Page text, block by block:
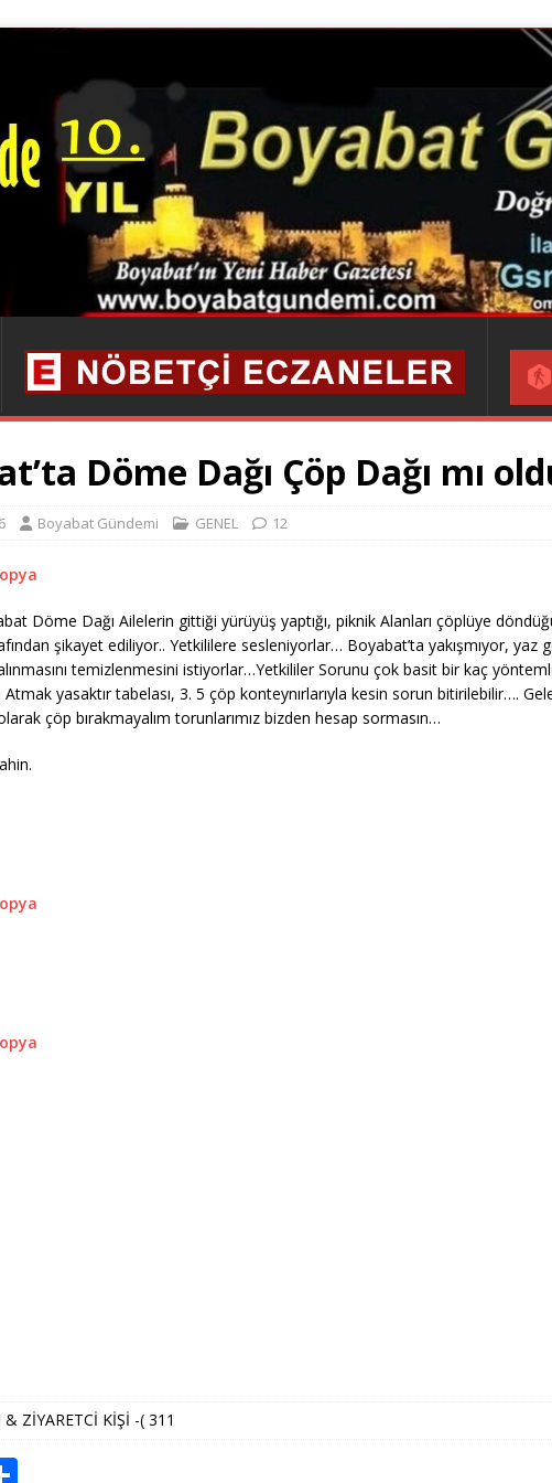
Döme Dağı Çöp Dağı mı
Boyabat Gündemi GENEL 12
Döme Dağı Ailelerin gittiği yürüyüş yaptığı, piknik Alanları çöplüye
şikayet ediliyor.. Yetkililere sesleniyorlar… Boyabat’ta yakışmıyor, yaz
temizlenmesini istiyorlar…Yetkililer Sorunu çok basit bir kaç
yasaktır tabelası, 3. 5 çöp konteynırlarıyla kesin sorun bitirilebilir….
çöp bırakmayalım torunlarımız bizden hesap sormasın…
& ZİYARETCİ KİŞİ -( 311